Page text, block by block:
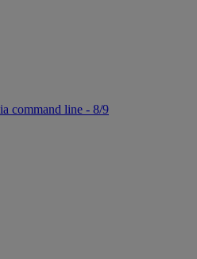
command line - 8/9